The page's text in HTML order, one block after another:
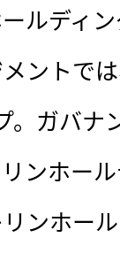
ルディ
ントで
。ガバナ
ンホー
ンホー